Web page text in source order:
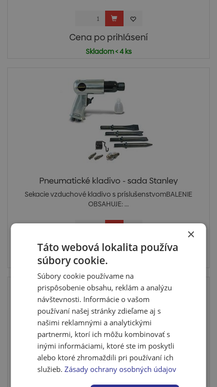
Cena po prihlásení
Skladom < 4 ks
Pneumatické kladivo - sada Stanley
Sekacie vzduchové kladivo s príslušenstvomBALENIE
OBSAHUJE: ...
Cena po prihlásení
Skladom < 4 ks
×
Táto webová lokalita používa
súbory cookie.
Súbory cookie používame na
prispôsobenie obsahu, reklám a analýzu
návštevnosti. Informácie o vašom
používaní našej stránky zdieľame aj s
našimi reklamnými a analytickými
partnermi, ktorí ich môžu kombinovať s
inými informáciami, ktoré ste im poskytli
alebo ktoré zhromaždili pri používaní ich
služieb.Zásady ochrany osobných údajov